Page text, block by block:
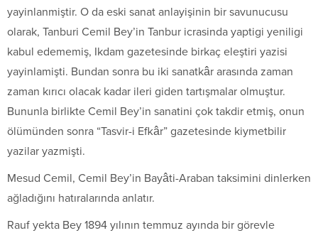
yayinlanmiştir. O da eski sanat anlayişinin bir savunucusu
olarak, Tanburi Cemil Bey’in Tanbur icrasinda yaptigi yeniligi
kabul edememiş, Ikdam gazetesinde birkaç eleştiri yazisi
yayinlamişti. Bundan sonra bu iki sanatkâr arasında zaman
zaman kırıcı olacak kadar ileri giden tartışmalar olmuştur.
Bununla birlikte Cemil Bey’in sanatini çok takdir etmiş, onun
ölümünden sonra “Tasvir-i Efkâr” gazetesinde kiymetbilir
yazilar yazmişti.
Mesud Cemil, Cemil Bey’in Bayâti-Araban taksimini dinlerken
ağladığını hatıralarında anlatır.
Rauf yekta Bey 1894 yılının temmuz ayında bir görevle